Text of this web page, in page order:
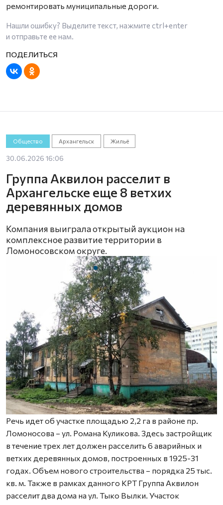
ремонтировать муниципальные дороги.
Нашли ошибку? Выделите текст, нажмите ctrl+enter
и отправьте ее нам.
Общество Архангельск Жильё
30.06.2026 16:06
Группа Аквилон расселит в
Архангельске еще 8 ветхих
деревянных домов
Компания выиграла открытый аукцион на
комплексное развитие территории в
Ломоносовском округе.
Речь идет об участке площадью 2,2 га в районе пр.
Ломоносова – ул. Романа Куликова. Здесь застройщик
в течение трех лет должен расселить 6 аварийных и
ветхих деревянных домов, построенных в 1925-31
годах. Объем нового строительства – порядка 25 тыс.
кв. м. Также в рамках данного КРТ Группа Аквилон
расселит два дома на ул. Тыко Вылки. Участок